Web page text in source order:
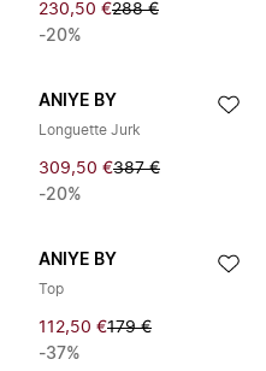
230,50 €288 €
-20%
ANIYE BY
Longuette Jurk
309,50 €387 €
-20%
ANIYE BY
Top
112,50 €179 €
-37%